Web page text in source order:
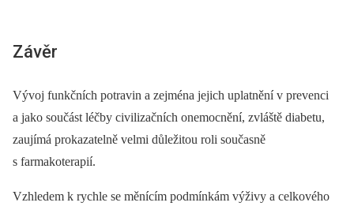
Závěr
Vývoj funkčních potravin a zejména jejich uplatnění v prevenci
a jako součást léčby civilizačních onemocnění, zvláště diabetu,
zaujímá prokazatelně velmi důležitou roli současně
s farmakoterapií.
Vzhledem k rychle se měnícím podmínkám výživy a celkového